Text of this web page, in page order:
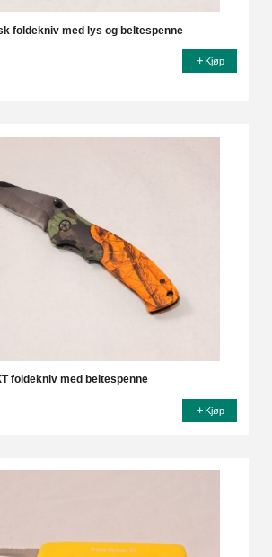
foldekniv med lys og beltespenne
Kjøp
foldekniv med beltespenne
Kjøp